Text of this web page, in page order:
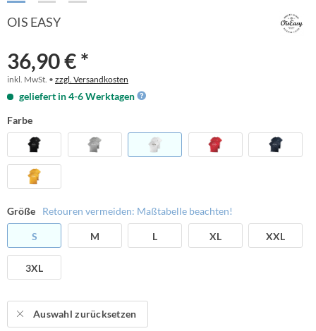
OIS EASY
36,90 € *
inkl. MwSt. • zzgl. Versandkosten
geliefert in 4-6 Werktagen
Farbe
Größe Retouren vermeiden: Maßtabelle beachten!
S M L XL XXL
3XL
Auswahl zurücksetzen